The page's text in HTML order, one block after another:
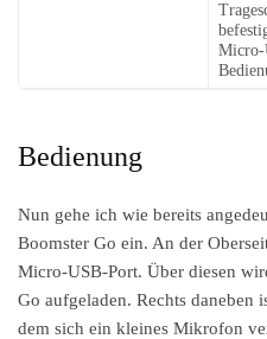
Micro-
Bedienung
Nun gehe ich wie bereits
Boomster Go ein. An der
Micro-USB-Port. Über diesen
Go aufgeladen. Rechts
dem sich ein kleines Mikrofon